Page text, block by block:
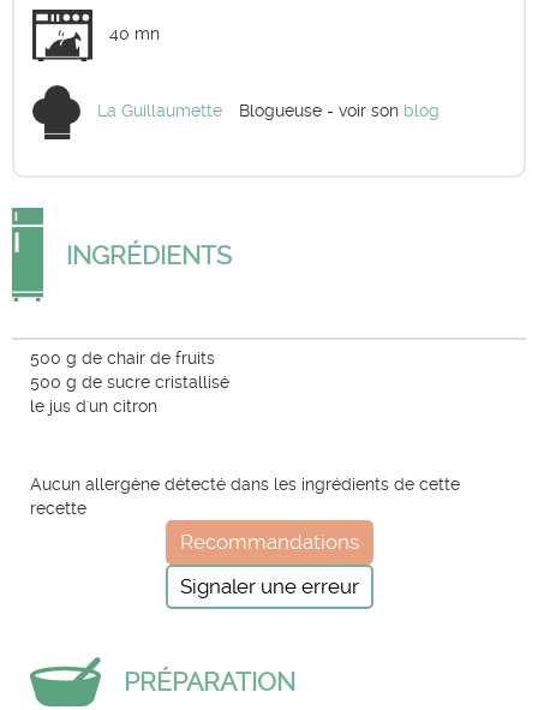
40 mn
La Guillaumette Blogueuse - voir son blog
INGRÉDIENTS
500 g de chair de fruits
500 g de sucre cristallisé
le jus d'un citron
Aucun allergène détecté dans les ingrédients de cette
recette
Recommandations
Signaler une erreur
PRÉPARATION